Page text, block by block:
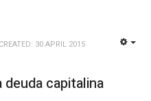
CREATED: 30 APRIL 2015
capitalina